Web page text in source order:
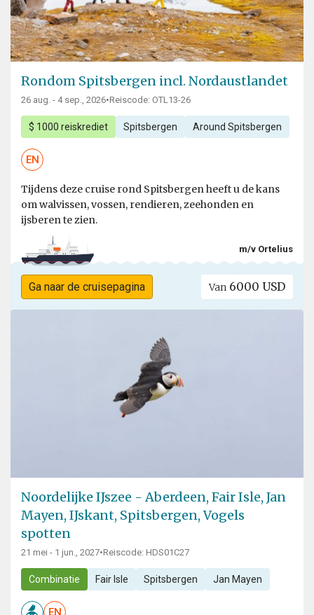
Rondom Spitsbergen incl. Nordaustlandet
26 aug. - 4 sep., 2026•Reiscode: OTL13-26
$ 1000 reiskrediet Spitsbergen Around Spitsbergen
EN
Tijdens deze cruise rond Spitsbergen heeft u de kans
om walvissen, vossen, rendieren, zeehonden en
ijsberen te zien.
m/v Ortelius
Ga naar de cruisepagina Van 6000 USD
Noordelijke IJszee - Aberdeen, Fair Isle, Jan
Mayen, IJskant, Spitsbergen, Vogels
spotten
21 mei - 1 jun., 2027•Reiscode: HDS01C27
Combinatie Fair Isle Spitsbergen Jan Mayen
EN